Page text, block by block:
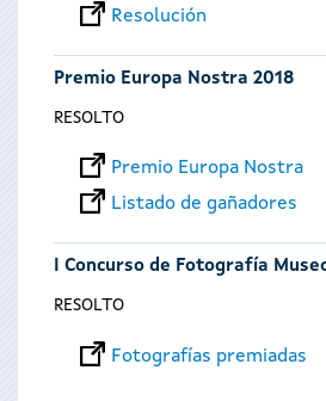
Resolución
Premio Europa Nostra 2018
RESOLTO
Premio Europa Nostra
Listado de gañadores
I Concurso de Fotografía
RESOLTO
Fotografías premiadas